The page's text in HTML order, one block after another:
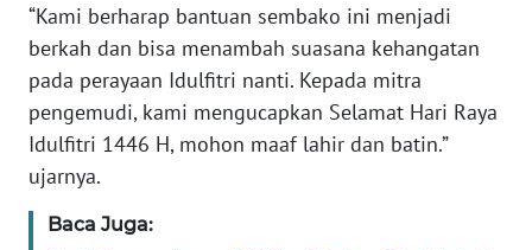
“Kami berharap bantuan sembako ini menjadi
berkah dan bisa menambah suasana kehangatan
pada perayaan Idulfitri nanti. Kepada mitra
pengemudi, kami mengucapkan Selamat Hari Raya
Idulfitri 1446 H, mohon maaf lahir dan batin.”
ujarnya.
Baca Juga:
PAPUA
BARAT
RIAU
WN
SERAMBI